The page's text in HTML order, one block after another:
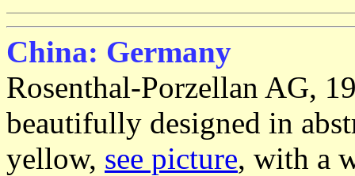
China: Germany
Rosenthal-Porzellan AG,
beautifully designed in
yellow, see picture, with a